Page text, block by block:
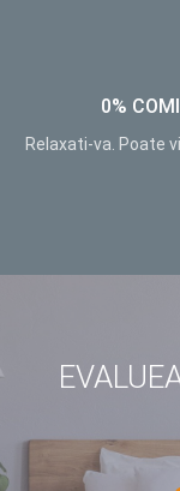
0%
Relaxati-va. Poate